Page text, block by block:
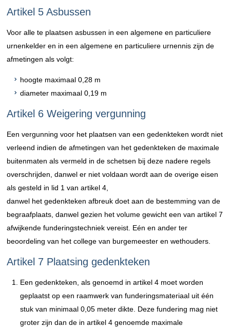
Artikel 5 Asbussen
Voor alle te plaatsen asbussen in een algemene en particuliere
urnenkelder en in een algemene en particuliere urnennis zijn de
afmetingen als volgt:
hoogte maximaal 0,28 m
diameter maximaal 0,19 m
Artikel 6 Weigering vergunning
Een vergunning voor het plaatsen van een gedenkteken wordt niet
verleend indien de afmetingen van het gedenkteken de maximale
buitenmaten als vermeld in de schetsen bij deze nadere regels
overschrijden, danwel er niet voldaan wordt aan de overige eisen
als gesteld in lid 1 van artikel 4,
danwel het gedenkteken afbreuk doet aan de bestemming van de
begraafplaats, danwel gezien het volume gewicht een van artikel 7
afwijkende funderingstechniek vereist. Eén en ander ter
beoordeling van het college van burgemeester en wethouders.
Artikel 7 Plaatsing gedenkteken
Een gedenkteken, als genoemd in artikel 4 moet worden
geplaatst op een raamwerk van funderingsmateriaal uit één
stuk van minimaal 0,05 meter dikte. Deze fundering mag niet
groter zijn dan de in artikel 4 genoemde maximale